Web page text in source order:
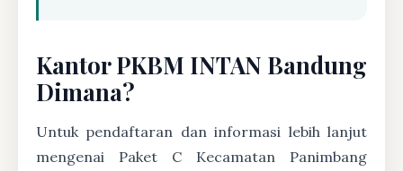
Kantor PKBM INTAN Bandung
Dimana?
Untuk pendaftaran dan informasi lebih lanjut
mengenai Paket C Kecamatan Panimbang